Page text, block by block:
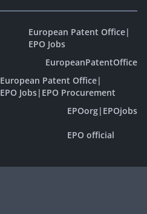
European Patent Office|
EPO Jobs
EuropeanPatentOffice
European Patent Office|
EPO Jobs| EPO Procurement
EPOorg| EPOjobs
EPO official